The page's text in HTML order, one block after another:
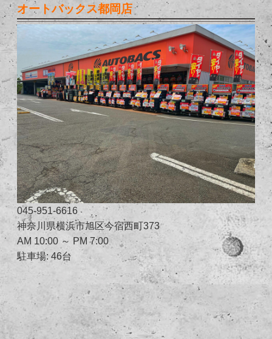
オートバックス都岡店
045-951-6616
神奈川県横浜市旭区今宿西町373
AM 10:00 ～ PM 7:00
駐車場: 46台